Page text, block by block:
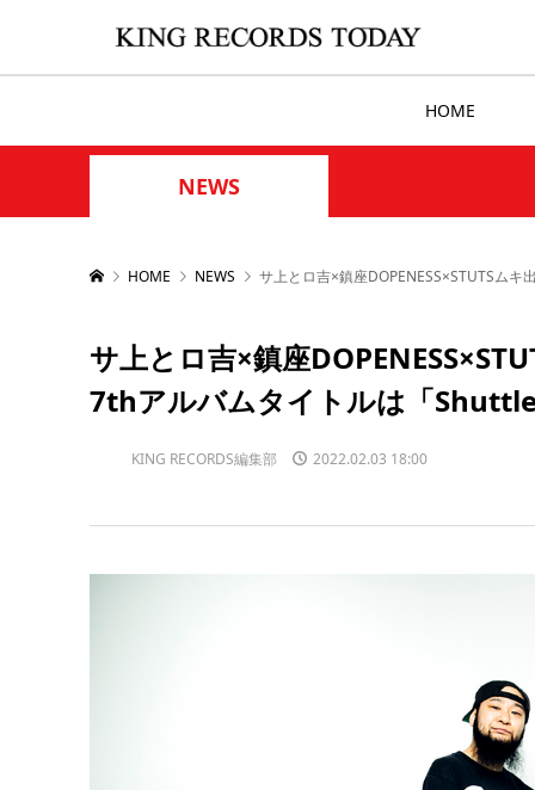
HOME
NEWS
HOME NEWS サ上とロ吉×鎮座DOPENESS×STUTSム
サ上とロ吉×鎮座
7thアルバムタイトルは「
KING RECORDS編集部 2022.02.03 18:00